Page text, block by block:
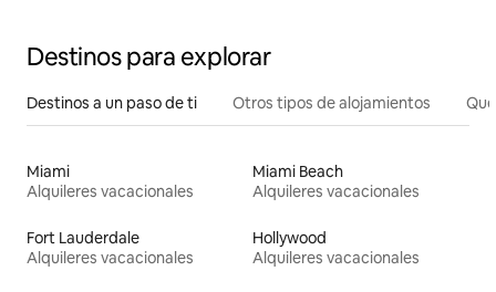
Destinos para explorar
Destinos a un paso de ti Otros tipos de alojamientos
Miami
Alquileres vacacionales
Miami Beach
Alquileres vacacionales
Fort Lauderdale
Alquileres vacacionales
Hollywood
Alquileres vacacionales